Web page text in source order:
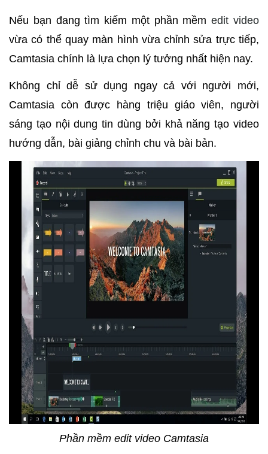
Nếu bạn đang tìm kiếm một phần mềmedit video
vừa có thể quay màn hình vừa chỉnh sửa trực tiếp,
Camtasia chính là lựa chọn lý tưởng nhất hiện nay.
Không chỉ dễ sử dụng ngay cả với người mới,
Camtasia còn được hàng triệu giáo viên, người
sáng tạo nội dung tin dùng bởi khả năng tạo video
hướng dẫn, bài giảng chỉnh chu và bài bản.
Phần mềm edit video Camtasia